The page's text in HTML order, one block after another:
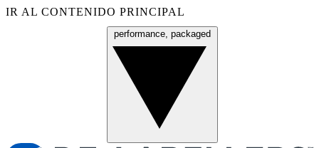
IR AL CONTENIDO PRINCIPAL
performance, packaged